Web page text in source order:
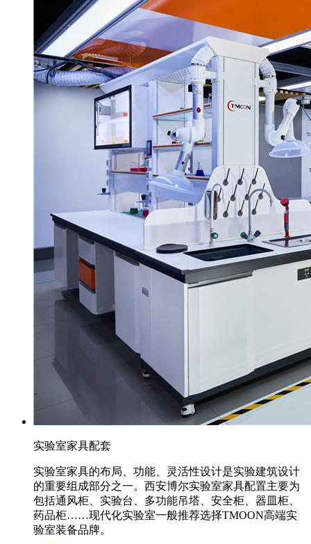
实验室家具配套
实验室家具的布局、功能、灵活性设计是实验建筑设计
的重要组成部分之一。西安博尔实验室家具配置主要为
包括通风柜、实验台、多功能吊塔、安全柜、器皿柜、
药品柜……现代化实验室一般推荐选择TMOON高端实
验室装备品牌。